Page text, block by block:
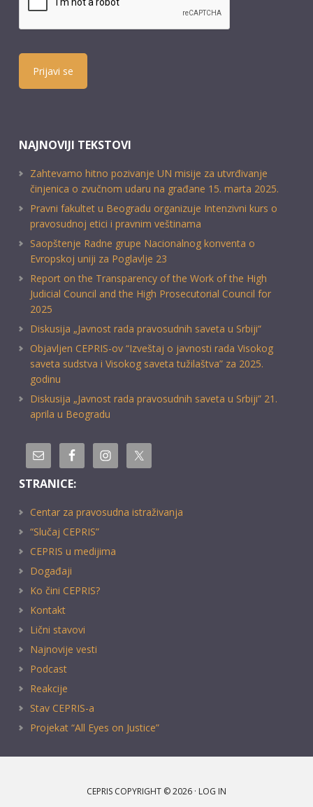
Prijavi se
NAJNOVIJI TEKSTOVI
Zahtevamo hitno pozivanje UN misije za utvrđivanje
činjenica o zvučnom udaru na građane 15. marta 2025.
Pravni fakultet u Beogradu organizuje Intenzivni kurs o
pravosudnoj etici i pravnim veštinama
Saopštenje Radne grupe Nacionalnog konventa o
Evropskoj uniji za Poglavlje 23
Report on the Transparency of the Work of the High
Judicial Council and the High Prosecutorial Council for
2025
Diskusija „Javnost rada pravosudnih saveta u Srbiji“
Objavljen CEPRIS-ov “Izveštaj o javnosti rada Visokog
saveta sudstva i Visokog saveta tužilaštva” za 2025.
godinu
Diskusija „Javnost rada pravosudnih saveta u Srbiji” 21.
aprila u Beogradu
STRANICE:
Centar za pravosudna istraživanja
“Slučaj CEPRIS”
CEPRIS u medijima
Događaji
Ko čini CEPRIS?
Kontakt
Lični stavovi
Najnovije vesti
Podcast
Reakcije
Stav CEPRIS-a
Projekat “All Eyes on Justice”
CEPRIS COPYRIGHT © 2026 · LOG IN